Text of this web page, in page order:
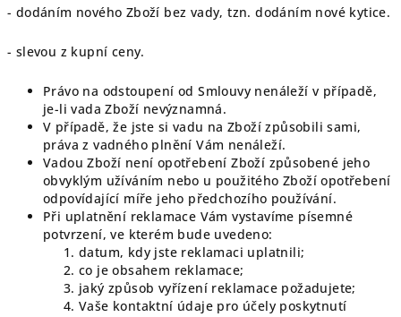
- dodáním nového Zboží bez vady, tzn. dodáním nové kytice.
- slevou z kupní ceny.
Právo na odstoupení od Smlouvy nenáleží v případě,
je-li vada Zboží nevýznamná.
V případě, že jste si vadu na Zboží způsobili sami,
práva z vadného plnění Vám nenáleží.
Vadou Zboží není opotřebení Zboží způsobené jeho
obvyklým užíváním nebo u použitého Zboží opotřebení
odpovídající míře jeho předchozího používání.
Při uplatnění reklamace Vám vystavíme písemné
potvrzení, ve kterém bude uvedeno:
datum, kdy jste reklamaci uplatnili;
co je obsahem reklamace;
jaký způsob vyřízení reklamace požadujete;
Vaše kontaktní údaje pro účely poskytnutí